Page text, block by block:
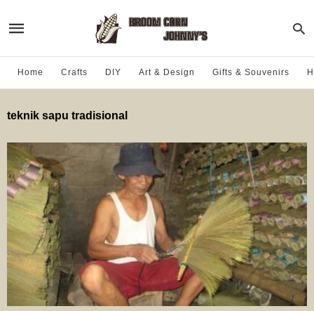
Home Crafts DIY Art & Design Gifts & Souvenirs
teknik sapu tradisional